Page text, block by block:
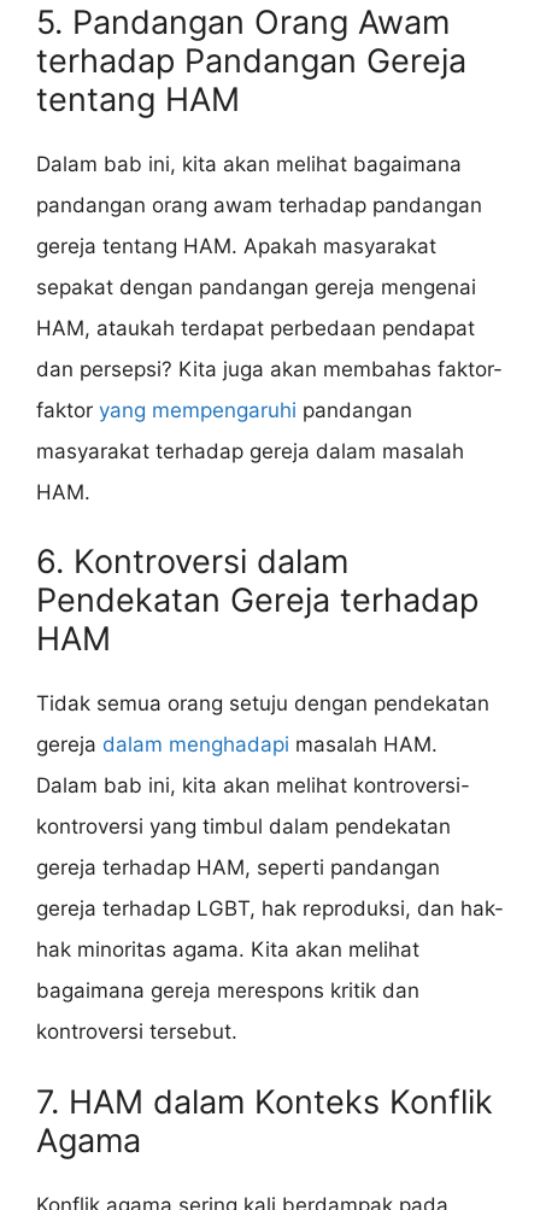
5. Pandangan Orang Awam
terhadap Pandangan Gereja
tentang HAM
Dalam bab ini, kita akan melihat bagaimana
pandangan orang awam terhadap pandangan
gereja tentang HAM. Apakah masyarakat
sepakat dengan pandangan gereja mengenai
HAM, ataukah terdapat perbedaan pendapat
dan persepsi? Kita juga akan membahas faktor-
faktor yang mempengaruhi pandangan
masyarakat terhadap gereja dalam masalah
HAM.
6. Kontroversi dalam
Pendekatan Gereja terhadap
HAM
Tidak semua orang setuju dengan pendekatan
gereja dalam menghadapi masalah HAM.
Dalam bab ini, kita akan melihat kontroversi-
kontroversi yang timbul dalam pendekatan
gereja terhadap HAM, seperti pandangan
gereja terhadap LGBT, hak reproduksi, dan hak-
hak minoritas agama. Kita akan melihat
bagaimana gereja merespons kritik dan
kontroversi tersebut.
7. HAM dalam Konteks Konflik
Agama
Konflik agama sering kali berdampak pada